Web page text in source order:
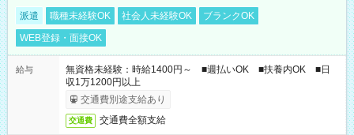
派遣 職種未経験OK 社会人未経験OK
ブランクOK
WEB登録・面接OK
給与
無資格未経験：時給1400円～ ■週払いOK ■扶養内OK ■日
収1万1200円以上
交通費別途支給あり
交通費 交通費全額支給